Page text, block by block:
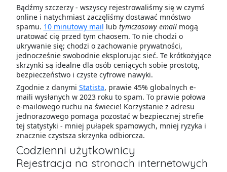
Bądźmy szczerzy - wszyscy rejestrowaliśmy się w czymś
online i natychmiast zaczęliśmy dostawać mnóstwo
spamu. 10 minutowy mail lub tymczasowy emailmogą
uratować cię przed tym chaosem. To nie chodzi o
ukrywanie się; chodzi o zachowanie prywatności,
jednocześnie swobodnie eksplorując sieć. Te krótkożyjące
skrzynki są idealne dla osób ceniących sobie prostotę,
bezpieczeństwo i czyste cyfrowe nawyki.
Zgodnie z danymi Statista, prawie 45% globalnych e-
maili wysłanych w 2023 roku to spam. To prawie połowa
e-mailowego ruchu na świecie! Korzystanie z adresu
jednorazowego pomaga pozostać w bezpiecznej strefie
tej statystyki - mniej pułapek spamowych, mniej ryzyka i
znacznie czystsza skrzynka odbiorcza.
Codzienni użytkownicy
Rejestracja na stronach internetowych